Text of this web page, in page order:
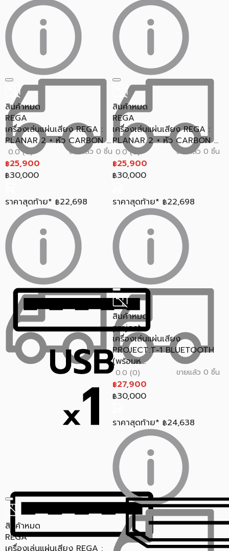
สินค้าหมด
REGA
เครื่องเล่นแผ่นเสียง REGA :
PLANAR 2 + หัว CARBON ...
0.0 (0) ขายแล้ว 0 ชิ้น
฿25,900
฿30,000
ราคาสุดท้าย* ฿22,698
สินค้าหมด
REGA
เครื่องเล่นแผ่นเสียง REGA :
PLANAR 2 + หัว CARBON ...
0.0 (0) ขายแล้ว 0 ชิ้น
฿25,900
฿30,000
ราคาสุดท้าย* ฿22,698
สินค้าหมด
project
เครื่องเล่นแผ่นเสียง
PROJECT:T-1 BLUETOOTH
(พร้อมห...
0.0 (0) ขายแล้ว 0 ชิ้น
฿27,900
฿30,000
ราคาสุดท้าย* ฿24,638
สินค้าหมด
REGA
เครื่องเล่นแผ่นเสียง REGA :